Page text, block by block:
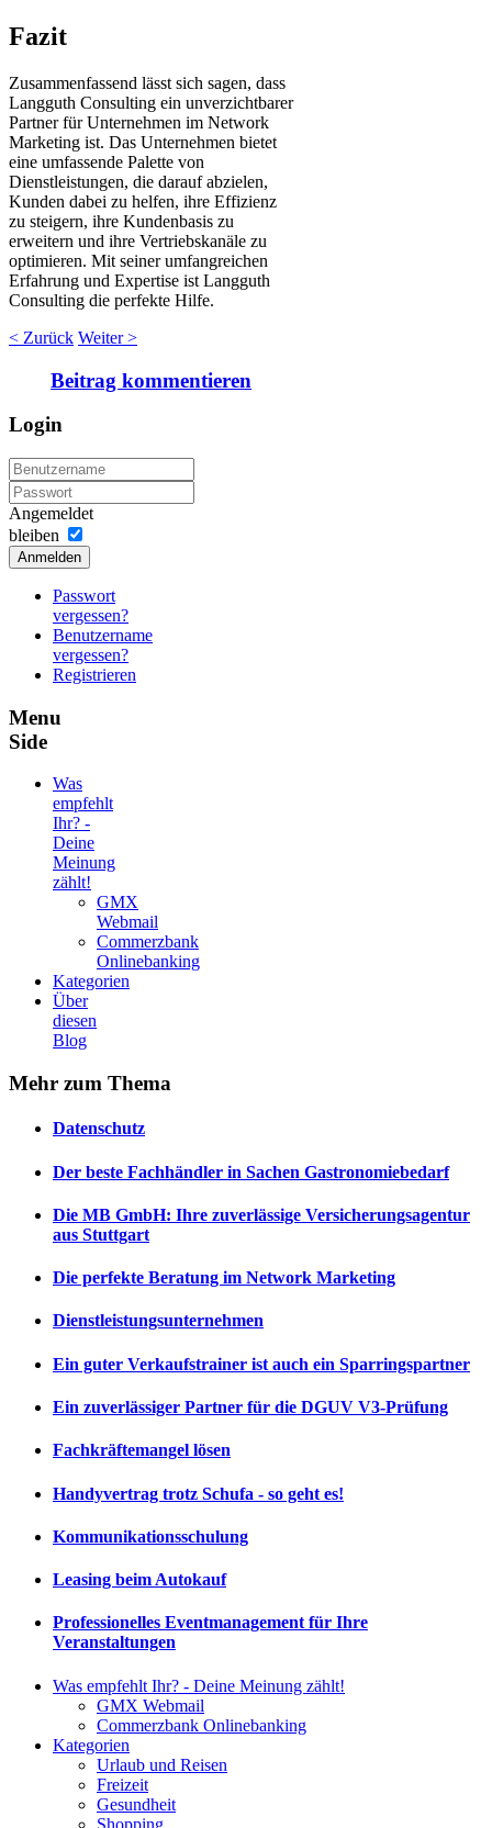
Fazit
Zusammenfassend lässt sich sagen, dass
Langguth Consulting ein unverzichtbarer
Partner für Unternehmen im Network
Marketing ist. Das Unternehmen bietet
eine umfassende Palette von
Dienstleistungen, die darauf abzielen,
Kunden dabei zu helfen, ihre Effizienz
zu steigern, ihre Kundenbasis zu
erweitern und ihre Vertriebskanäle zu
optimieren. Mit seiner umfangreichen
Erfahrung und Expertise ist Langguth
Consulting die perfekte Hilfe.
< Zurück Weiter >
Beitrag kommentieren
Login
Angemeldet
bleiben
Anmelden
Passwort
vergessen?
Benutzername
vergessen?
Registrieren
Menu
Side
Was
empfehlt
Ihr? -
Deine
Meinung
zählt!
GMX
Webmail
Commerzbank
Onlinebanking
Kategorien
Über
diesen
Blog
Mehr zum Thema
Datenschutz
Der beste Fachhändler in Sachen Gastronomiebedarf
Die MB GmbH: Ihre zuverlässige Versicherungsagentur
aus Stuttgart
Die perfekte Beratung im Network Marketing
Dienstleistungsunternehmen
Ein guter Verkaufstrainer ist auch ein Sparringspartner
Ein zuverlässiger Partner für die DGUV V3-Prüfung
Fachkräftemangel lösen
Handyvertrag trotz Schufa - so geht es!
Kommunikationsschulung
Leasing beim Autokauf
Professionelles Eventmanagement für Ihre
Veranstaltungen
Was empfehlt Ihr? - Deine Meinung zählt!
GMX Webmail
Commerzbank Onlinebanking
Kategorien
Urlaub und Reisen
Freizeit
Gesundheit
Shopping